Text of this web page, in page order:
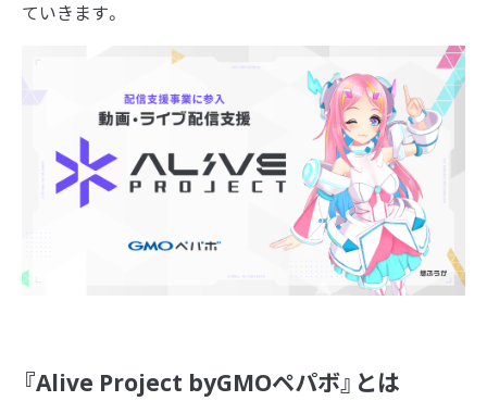
ていきます。
『Alive Project byGMOペパボ』とは